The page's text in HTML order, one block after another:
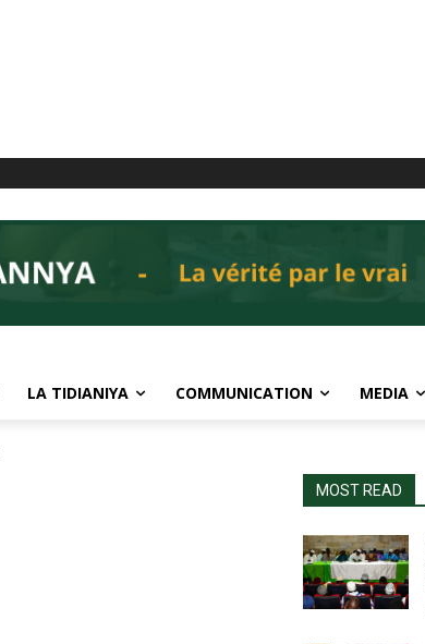
LA TIDIANIYA COMMUNICATION MEDIA
MOST READ